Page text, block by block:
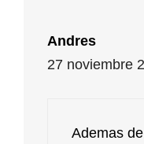
Andres
27 noviembre
Ademas